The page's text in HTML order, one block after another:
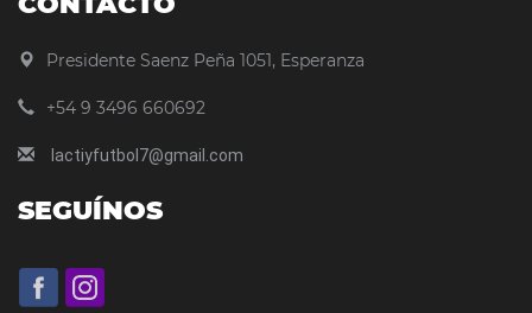
Presidente Saenz Peña 1051, Esperanza
+54 9 3496 660692
lactiyfutbol7@gmail.com
SEGUÍNOS